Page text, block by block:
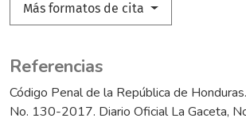
Más formatos de cita
Referencias
Código Penal de la República de
No. 130-2017. Diario Oficial La Gaceta,